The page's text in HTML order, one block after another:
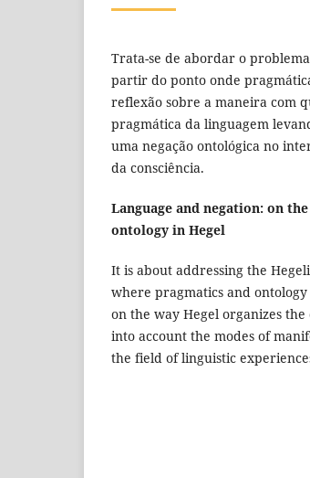
Trata-se de abordar o
partir do ponto onde
reflexão sobre a maneira com
pragmática da linguagem
uma negação ontológica no
da consciência.
Language and negation: on
ontology in Hegel
It is about addressing the
where pragmatics and
on the way Hegel organizes
into account the modes of
the field of linguistic